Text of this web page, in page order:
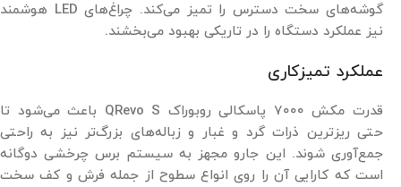
گوشه‌های سخت دسترس را تمیز می‌کند. چراغ‌های LED هوشمند
نیز عملکرد دستگاه را در تاریکی بهبود می‌بخشند.
عملکرد تمیزکاری
قدرت مکش 7000 پاسکالی روبوراک QRevo S باعث می‌شود تا
حتی ریزترین ذرات گرد و غبار و زباله‌های بزرگ‌تر نیز به راحتی
جمع‌آوری شوند. این جارو مجهز به سیستم برس چرخشی دوگانه
است که کارایی آن را روی انواع سطوح از جمله فرش و کف سخت